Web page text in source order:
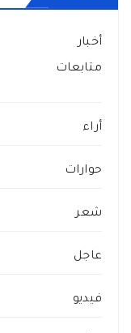
أخبار
متابعات
أراء
حوارات
شعر
عاجل
فيديو